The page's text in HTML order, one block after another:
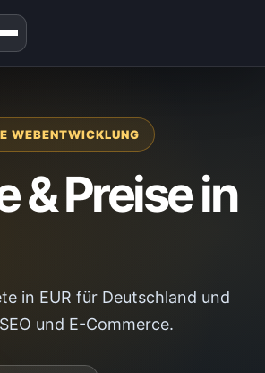
WEBENTWICKLUNG
& Preise in
in EUR für Deutschland und
und E-Commerce.